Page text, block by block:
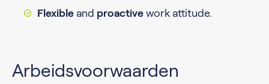
Flexible and proactive work attitude.
Arbeidsvoorwaarden